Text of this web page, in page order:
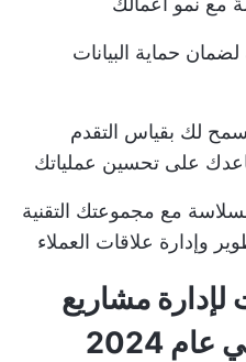
لضمان حماية البيانات
لك بقياس التقدم
على تحسين عملياتك
مع مجموعتك التقنية
وإدارة علاقات العملاء
أدوات لإدارة مشاريع
2024